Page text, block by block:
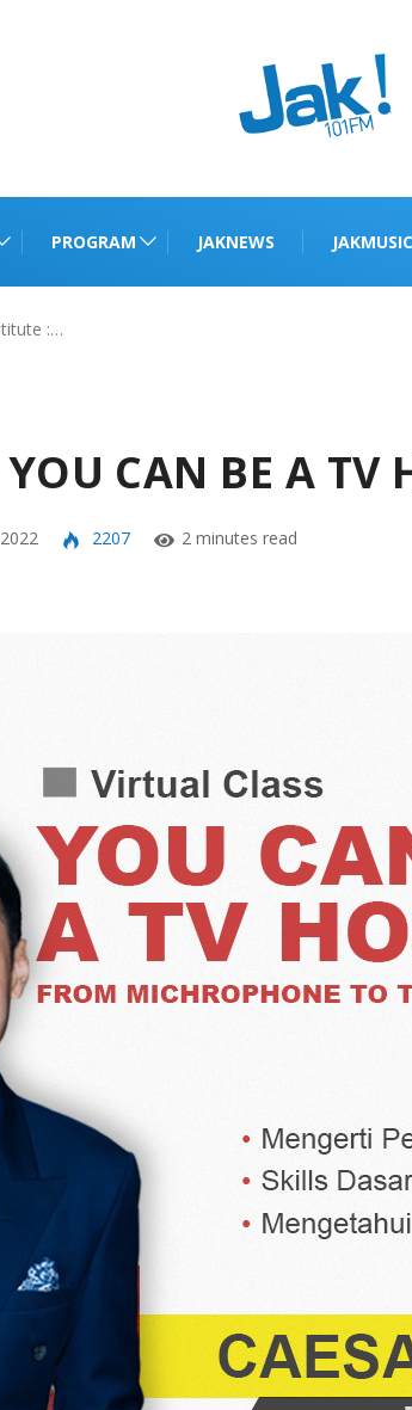
PROGRAM JAKNEWS JAKMUSIC
:…
CAN BE A TV
2207 2 minutes read